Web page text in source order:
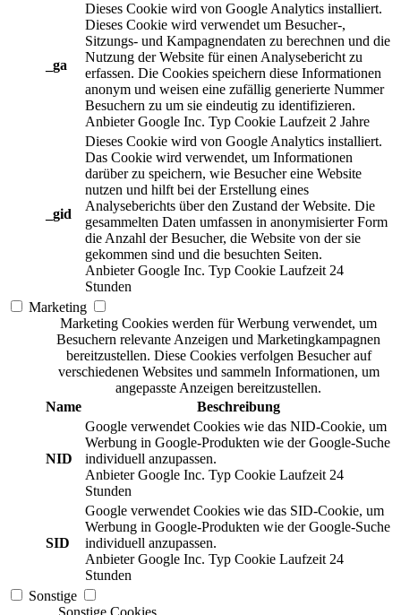
_ga
Dieses Cookie wird von Google Analytics installiert.
Dieses Cookie wird verwendet um Besucher-,
Sitzungs- und Kampagnendaten zu berechnen und die
Nutzung der Website für einen Analysebericht zu
erfassen. Die Cookies speichern diese Informationen
anonym und weisen eine zufällig generierte Nummer
Besuchern zu um sie eindeutig zu identifizieren.
Anbieter Google Inc. Typ Cookie Laufzeit 2 Jahre
_gid
Dieses Cookie wird von Google Analytics installiert.
Das Cookie wird verwendet, um Informationen
darüber zu speichern, wie Besucher eine Website
nutzen und hilft bei der Erstellung eines
Analyseberichts über den Zustand der Website. Die
gesammelten Daten umfassen in anonymisierter Form
die Anzahl der Besucher, die Website von der sie
gekommen sind und die besuchten Seiten.
Anbieter Google Inc. Typ Cookie Laufzeit 24
Stunden
Marketing
Marketing Cookies werden für Werbung verwendet, um
Besuchern relevante Anzeigen und Marketingkampagnen
bereitzustellen. Diese Cookies verfolgen Besucher auf
verschiedenen Websites und sammeln Informationen, um
angepasste Anzeigen bereitzustellen.
Name
Beschreibung
NID
Google verwendet Cookies wie das NID-Cookie, um
Werbung in Google-Produkten wie der Google-Suche
individuell anzupassen.
Anbieter Google Inc. Typ Cookie Laufzeit 24
Stunden
SID
Google verwendet Cookies wie das SID-Cookie, um
Werbung in Google-Produkten wie der Google-Suche
individuell anzupassen.
Anbieter Google Inc. Typ Cookie Laufzeit 24
Stunden
Sonstige
Sonstige Cookies